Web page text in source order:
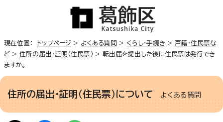
現在位置： トップページ > よくある質問 > くらし・手続き > 戸籍・住民票な
ど > 住所の届出・証明（住民票） > 転出届を提出した後に住民票は発行でき
ますか。
住所の届出・証明（住民票）について よくある質問